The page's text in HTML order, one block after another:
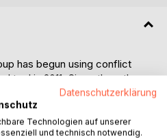
has begun using conflict
tool in 2011. Since then, the
of rule sets addressing
research on the history of
training. "Sussex Sorrows" is
wargame covering a
Datenschutzerklärung
Technologien auf unserer
und technisch notwendig.